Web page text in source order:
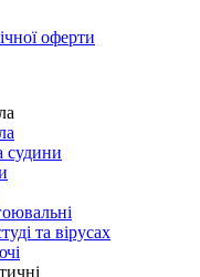
оферти
судини
та вірусах